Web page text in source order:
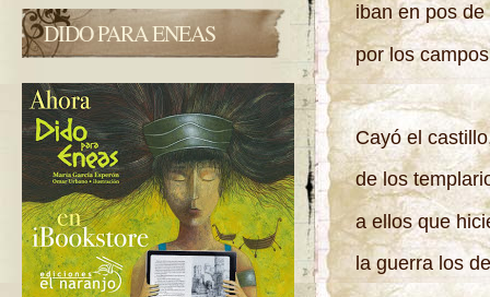
DIDO PARA ENEAS
iban en pos
por los
Cayó el
de los
a ellos que
la guerra los